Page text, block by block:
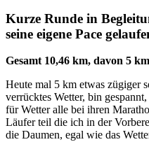
Kurze Runde in
seine eigene Pace
Gesamt 10,46 km, davon 5
Heute mal 5 km etwas zügiger
verrücktes Wetter, bin
für Wetter alle bei ihren
Läufer teil die ich in der
die Daumen, egal wie das